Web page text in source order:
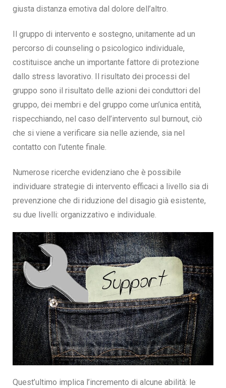
giusta distanza emotiva dal dolore dell’altro.
Il gruppo di intervento e sostegno, unitamente ad un
percorso di counseling o psicologico individuale,
costituisce anche un importante fattore di protezione
dallo stress lavorativo. Il risultato dei processi del
gruppo sono il risultato delle azioni dei conduttori del
gruppo, dei membri e del gruppo come un’unica entità,
rispecchiando, nel caso dell’intervento sul burnout, ciò
che si viene a verificare sia nelle aziende, sia nel
contatto con l’utente finale.
Numerose ricerche evidenziano che è possibile
individuare strategie di intervento efficaci a livello sia di
prevenzione che di riduzione del disagio già esistente,
su due livelli: organizzativo e individuale.
Quest’ultimo implica l’incremento di alcune abilità: le